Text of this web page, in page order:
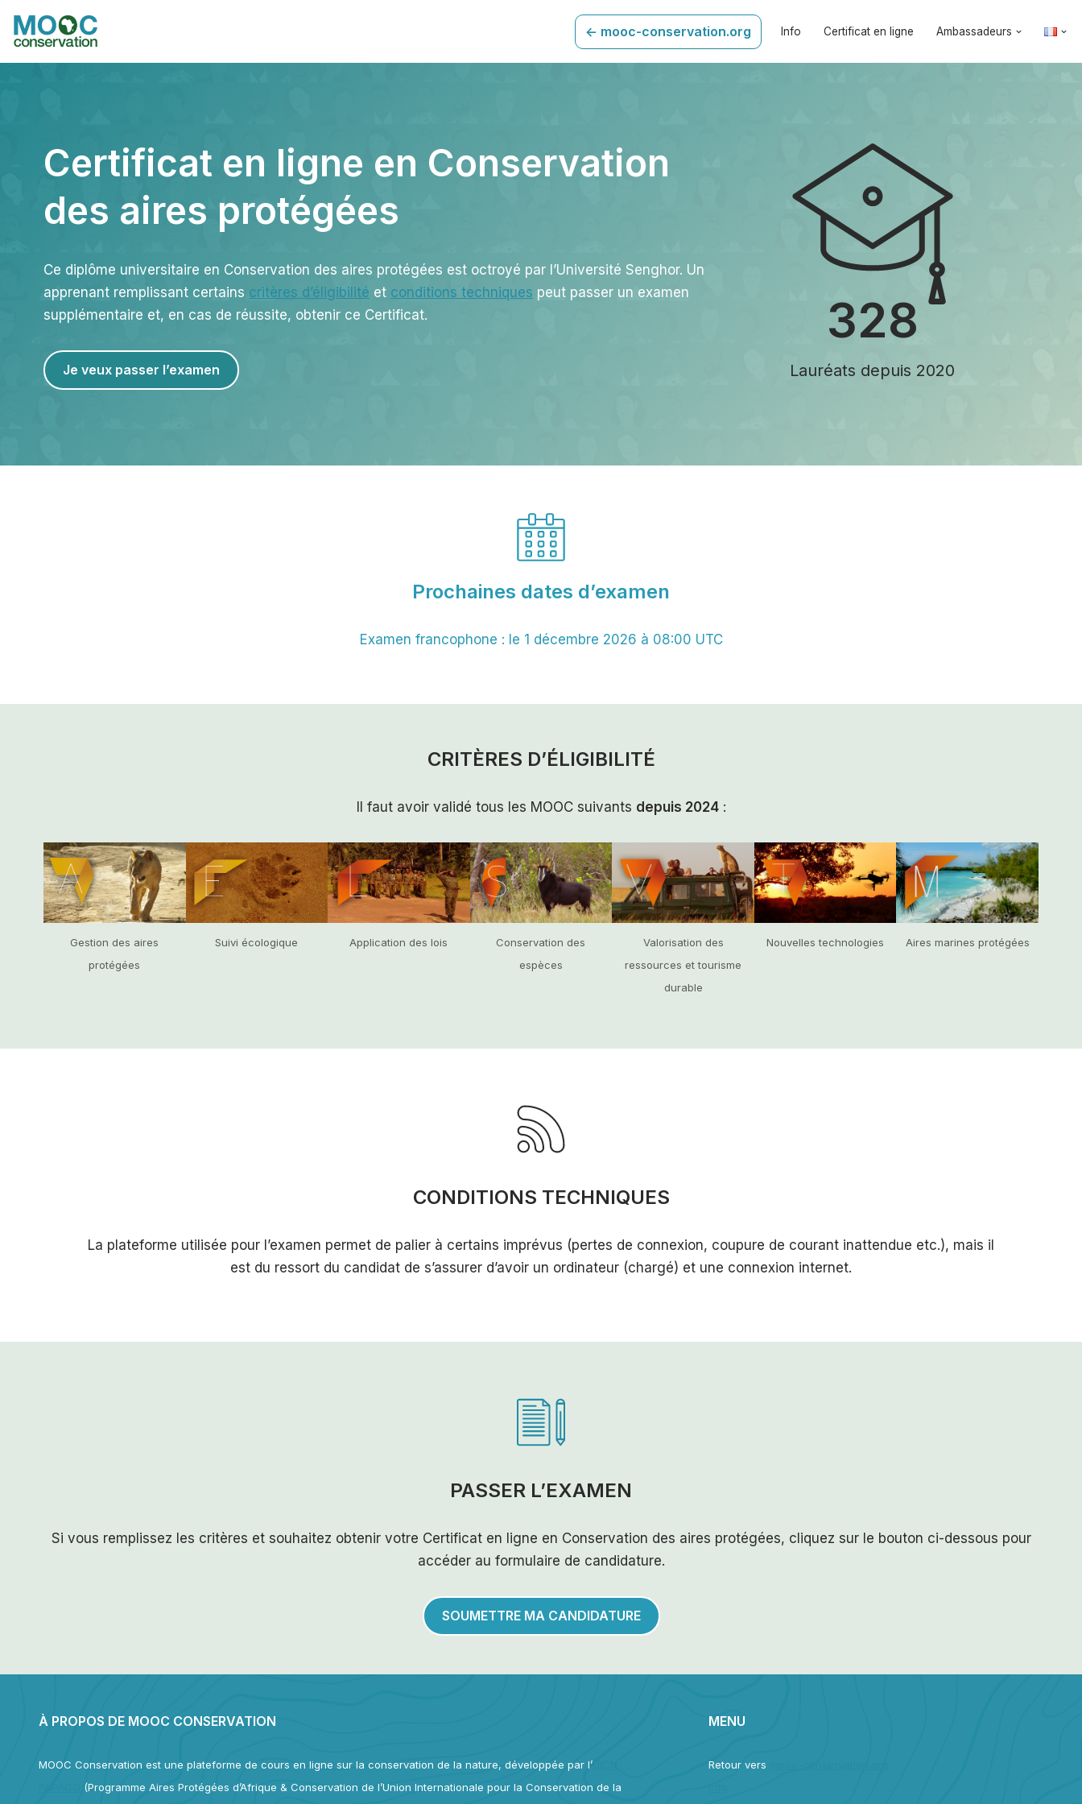
Aller
au
<- mooc-conservation.org Info Certificat en ligne Ambassadeurs
Certificat en ligne en Conservation
des aires protégées
Ce diplôme universitaire en Conservation des aires protégées est octroyé par l’Université Senghor. Un
apprenant remplissant certains critères d’éligibilité et conditions techniques peut passer un examen
supplémentaire et, en cas de réussite, obtenir ce Certificat.
Je veux passer l’examen
328
Lauréats depuis 2020
Prochaines dates d’examen
Examen francophone : le 1 décembre 2026 à 08:00 UTC
CRITÈRES D’ÉLIGIBILITÉ
Il faut avoir validé tous les MOOC suivants depuis 2024:
Gestion des aires
protégées
Suivi écologique Application des lois
Conservation des
espèces
Valorisation des
ressources et tourisme
durable
Nouvelles technologies Aires marines protégées
CONDITIONS TECHNIQUES
La plateforme utilisée pour l’examen permet de palier à certains imprévus (pertes de connexion, coupure de courant inattendue etc.), mais il
est du ressort du candidat de s’assurer d’avoir un ordinateur (chargé) et une connexion internet.
PASSER L’EXAMEN
Si vous remplissez les critères et souhaitez obtenir votre Certificat en ligne en Conservation des aires protégées, cliquez sur le bouton ci-dessous pour
accéder au formulaire de candidature.
SOUMETTRE MA CANDIDATURE
À PROPOS DE MOOC CONSERVATION
MOOC Conservation est une plateforme de cours en ligne sur la conservation de la nature, développée par l’
(Programme Aires Protégées d’Afrique & Conservation de l’Union Internationale pour la Conservation de la
MENU
Retour vers